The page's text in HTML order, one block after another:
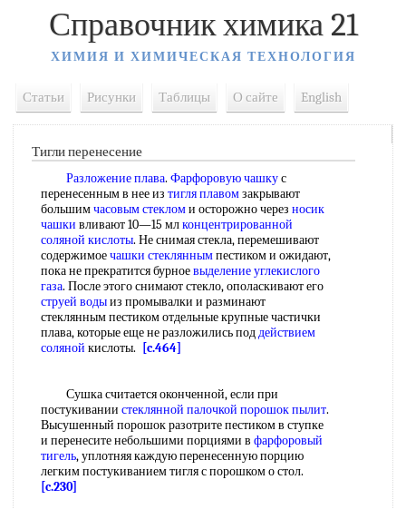
Справочник химика 21
ХИМИЯ И ХИМИЧЕСКАЯ ТЕХНОЛОГИЯ
Статьи Рисунки Таблицы О сайте English
Тигли перенесение
Разложение плава. Фарфоровую чашкус
перенесенным в нее из тигля плавомзакрывают
большимчасовым стекломи осторожно через носик
чашки вливают 10—15 млконцентрированной
соляной кислоты. Не снимая стекла, перемешивают
содержимоечашки стекляннымпестиком и ожидают,
пока не прекратится бурноевыделение углекислого
газа. После этого снимают стекло, ополаскивают его
струей водыиз промывалки и разминают
стеклянным пестиком отдельные крупные частички
плава, которые еще не разложились поддействием
соляной кислоты. [c.464]
Сушка считается оконченной, если при
постукивании стеклянной палочкой порошок пылит.
Высушенный порошок разотрите пестиком в ступке
и перенесите небольшими порциями в фарфоровый
тигель, уплотняя каждую перенесенную порцию
легким постукиванием тигля с порошком о стол.
[c.230]